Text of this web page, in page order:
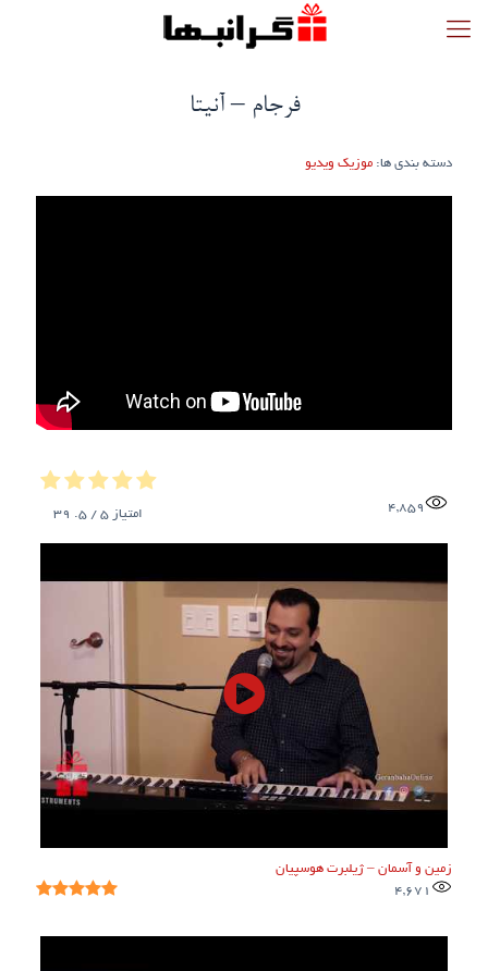
فرجام – آنیتا
دسته بندی ها: موزیک ویدیو
4,859 امتیاز 5
/ 5.
39
زمین و آسمان – ژیلبرت هوسپیان
4,671